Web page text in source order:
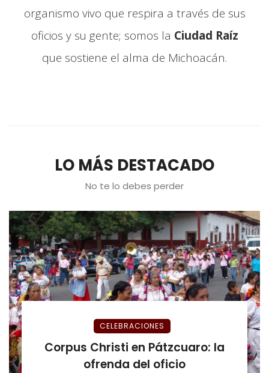
organismo vivo que respira a través de sus
oficios y su gente; somos la Ciudad Raíz
que sostiene el alma de Michoacán.
LO MÁS DESTACADO
No te lo debes perder
CELEBRACIONES
Corpus Christi en Pátzcuaro: la
ofrenda del oficio